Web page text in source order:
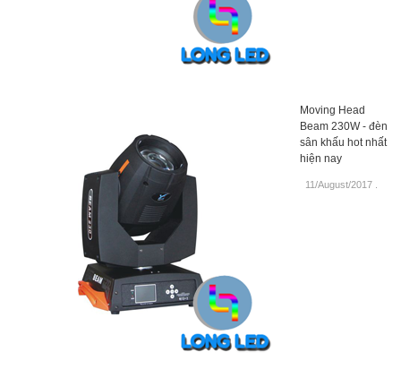
Moving Head
Beam 230W - đèn
sân khấu hot nhất
hiện nay
11/August/2017